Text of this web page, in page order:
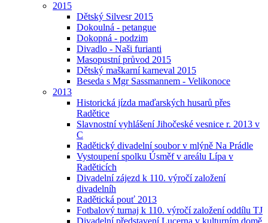
2015
Dětský Silvesr 2015
Dokoulná - petangue
Dokopná - podzim
Divadlo - Naši furianti
Masopustní průvod 2015
Dětský maškarní karneval 2015
Beseda s Mgr Sassmannem - Velikonoce
2013
Historická jízda maďarských husarů přes
Radětice
Slavnostní vyhlášení Jihočeské vesnice r. 2013 v
C
Radětický divadelní soubor v mlýně Na Prádle
Vystoupení spolku Úsměf v areálu Lípa v
Raděticích
Divadelní zájezd k 110. výročí založení
divadelníh
Radětická pouť 2013
Fotbalový turnaj k 110. výročí založení oddílu TJ
Divadelní představení Lucerna v kulturním domě